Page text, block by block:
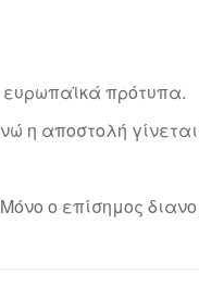
ευρωπαϊκά πρότυπα.
η αποστολή γίνεται
ο επίσημος